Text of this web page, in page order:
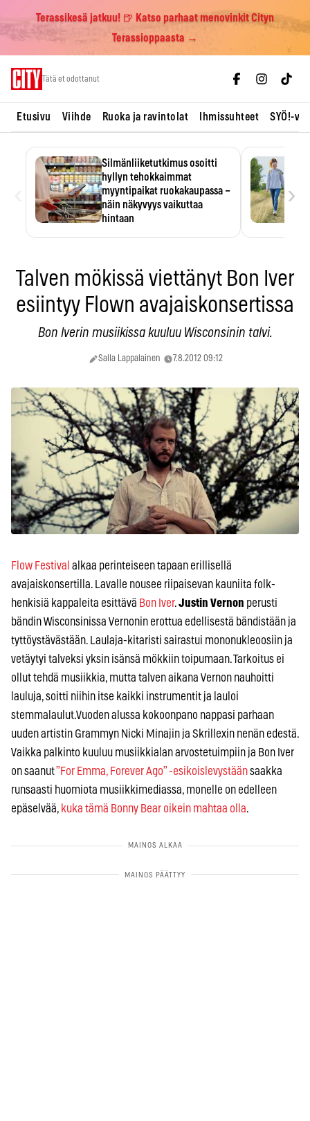
Terassikesä jatkuu! 🍺 Katso parhaat menovinkit Cityn
Terassioppaasta →
Tätä et odottanut
Etusivu Viihde Ruoka ja ravintolat Ihmissuhteet SYÖ!-
Silmänliiketutkimus osoitti
hyllyn tehokkaimmat
myyntipaikat ruokakaupassa –
näin näkyvyys vaikuttaa
hintaan
›
Talven mökissä viettänyt Bon Iver
esiintyy Flown avajaiskonsertissa
Bon Iverin musiikissa kuuluu Wisconsinin talvi.
Salla Lappalainen 7.8.2012 09:12
Flow Festival alkaa perinteiseen tapaan erillisellä
avajaiskonsertilla. Lavalle nousee riipaisevan kauniita folk-
henkisiä kappaleita esittävä Bon Iver.Justin Vernon perusti
bändin Wisconsinissa Vernonin erottua edellisestä bändistään ja
tyttöystävästään. Laulaja-kitaristi sairastui mononukleoosiin ja
vetäytyi talveksi yksin isänsä mökkiin toipumaan. Tarkoitus ei
ollut tehdä musiikkia, mutta talven aikana Vernon nauhoitti
lauluja, soitti niihin itse kaikki instrumentit ja lauloi
stemmalaulut.Vuoden alussa kokoonpano nappasi parhaan
uuden artistin Grammyn Nicki Minajin ja Skrillexin nenän edestä.
Vaikka palkinto kuuluu musiikkialan arvostetuimpiin ja Bon Iver
on saanut”For Emma, Forever Ago” -esikoislevystäänsaakka
runsaasti huomiota musiikkimediassa, monelle on edelleen
epäselvää, kuka tämä Bonny Bear oikein mahtaa olla.